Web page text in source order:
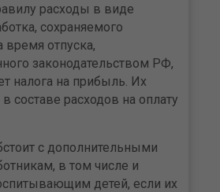
расходы в виде
сохраняемого
время отпуска,
законодательством РФ,
налога на прибыль. Их
составе расходов на оплату
с дополнительными
в том числе и
детей, если их